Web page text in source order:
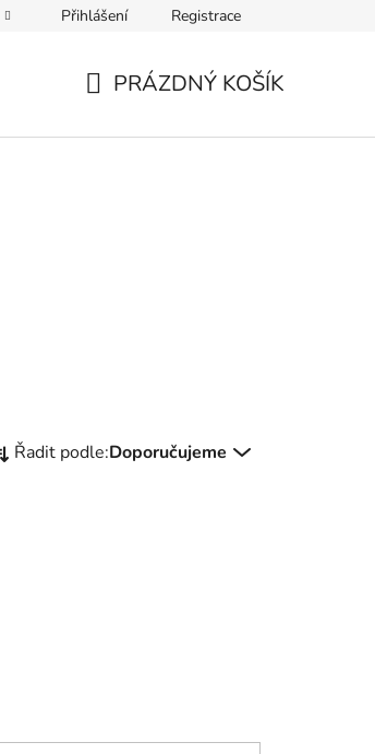
údajůPřihlášení Registrace
PRÁZDNÝ KOŠÍK
Řadit podle:Doporučujeme